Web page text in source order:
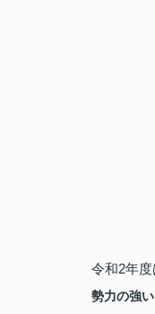
令和2年
勢力の強